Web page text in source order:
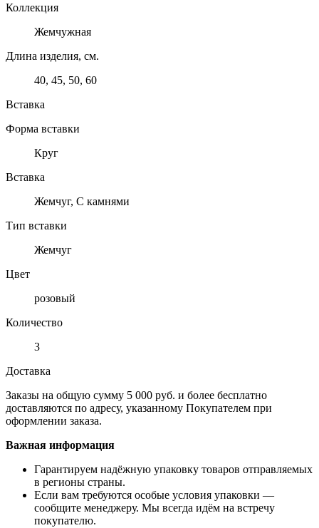
Коллекция
Жемчужная
Длина изделия, см.
40, 45, 50, 60
Вставка
Форма вставки
Круг
Вставка
Жемчуг, С камнями
Тип вставки
Жемчуг
Цвет
розовый
Количество
3
Доставка
Заказы на общую сумму 5 000 руб. и более бесплатно
доставляются по адресу, указанному Покупателем при
оформлении заказа.
Важная информация
Гарантируем надёжную упаковку товаров отправляемых
в регионы страны.
Если вам требуются особые условия упаковки —
сообщите менеджеру. Мы всегда идём на встречу
покупателю.